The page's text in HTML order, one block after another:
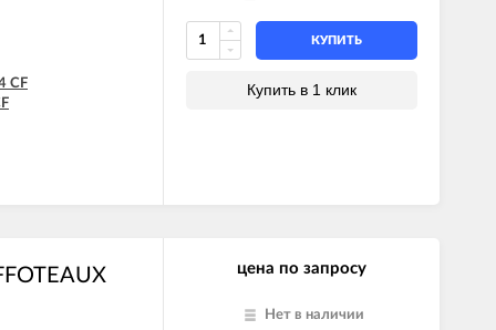
CF
КУПИТЬ
Купить в 1 клик
цена по запросу
Нет в наличии